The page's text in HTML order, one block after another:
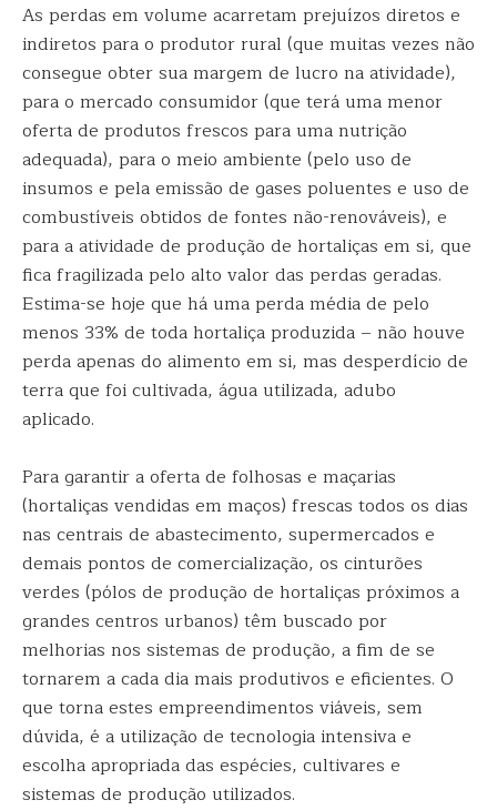
As perdas em volume acarretam prejuízos diretos e
indiretos para o produtor rural (que muitas vezes não
consegue obter sua margem de lucro na atividade),
para o mercado consumidor (que terá uma menor
oferta de produtos frescos para uma nutrição
adequada), para o meio ambiente (pelo uso de
insumos e pela emissão de gases poluentes e uso de
combustíveis obtidos de fontes não-renováveis), e
para a atividade de produção de hortaliças em si, que
fica fragilizada pelo alto valor das perdas geradas.
Estima-se hoje que há uma perda média de pelo
menos 33% de toda hortaliça produzida – não houve
perda apenas do alimento em si, mas desperdício de
terra que foi cultivada, água utilizada, adubo
aplicado.
Para garantir a oferta de folhosas e maçarias
(hortaliças vendidas em maços) frescas todos os dias
nas centrais de abastecimento, supermercados e
demais pontos de comercialização, os cinturões
verdes (pólos de produção de hortaliças próximos a
grandes centros urbanos) têm buscado por
melhorias nos sistemas de produção, a fim de se
tornarem a cada dia mais produtivos e eficientes. O
que torna estes empreendimentos viáveis, sem
dúvida, é a utilização de tecnologia intensiva e
escolha apropriada das espécies, cultivares e
sistemas de produção utilizados.